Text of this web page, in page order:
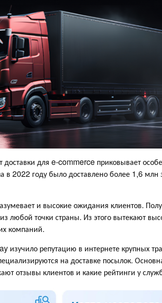
доставки для e-commerce приковывает
в 2022 году было доставлено более 1,6
и высокие ожидания клиентов.
любой точки страны. Из этого вытекают
компаний.
изучило репутацию в интернете крупных
на доставке посылок.
отзывы клиентов и какие рейтинги у